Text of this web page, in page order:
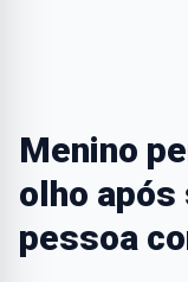
Menino
olho após
pessoa